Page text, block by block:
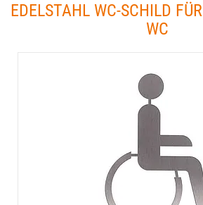
EDELSTAHL WC-SCHILD
WC